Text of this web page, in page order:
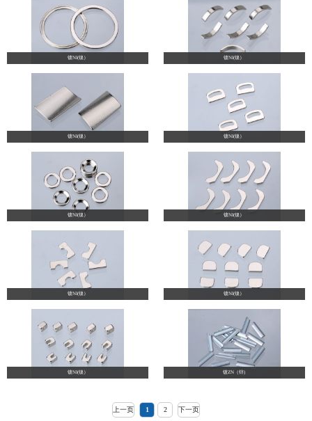
镀NI(镍） 镀NI(镍）
镀NI(镍） 镀NI(镍）
镀NI(镍） 镀NI(镍）
镀NI(镍） 镀NI(镍）
镀NI(镍） 镀ZN（锌)
上一页 1 2 下一页